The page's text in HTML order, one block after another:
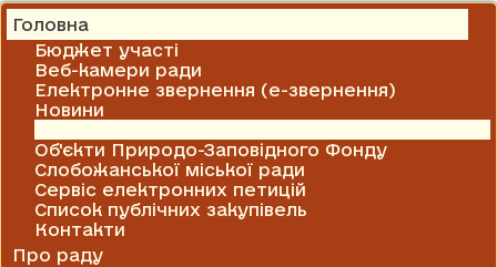
КОНТАКТИ
Головна
Бюджет участі
Веб-камери ради
Електронне звернення (е-звернення)
Новини
Об'єкти Природо-Заповідного Фонду
Слобожанської міської ради
Сервіс електронних петицій
Список публічних закупівель
Контакти
Про раду